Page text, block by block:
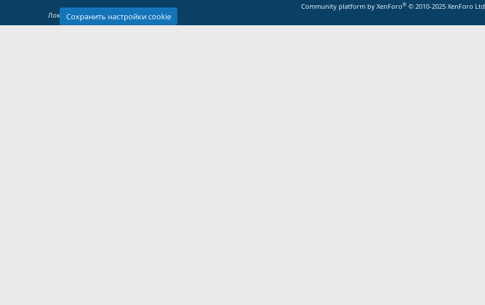
Community platform by XenForo® © 2010-2025 XenForo
Локализация отXenForo.Info
Сохранить настройки cookie